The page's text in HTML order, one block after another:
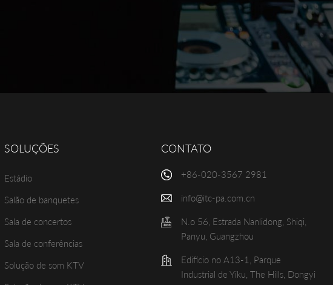
SOLUÇÕES
Estádio
Salão de banquetes
Sala de concertos
Sala de conferências
Solução de som KTV
CONTATO
+86-020-3567 2981
info@itc-pa.com.cn
N.o 56, Estrada Nanlidong, Shiqi,
Panyu, Guangzhou
Edifício no A13-1, Parque
Industrial de Yiku, The Hills, Dongyi